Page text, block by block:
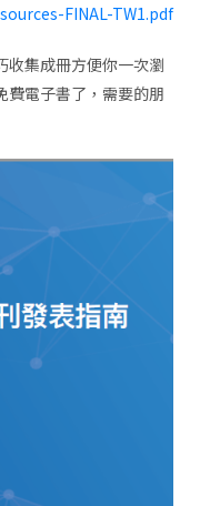
FINAL-TW1.pdf
收集成冊方便你一次瀏
費電子書了，需要的朋